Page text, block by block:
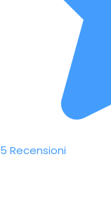
5 Recensioni